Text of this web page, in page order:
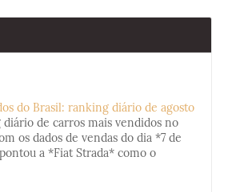
do Brasil: ranking diário de agosto
de carros mais vendidos no
os dados de vendas do dia *7 de
a *Fiat Strada* como o